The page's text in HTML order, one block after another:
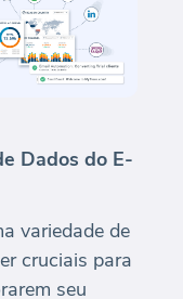
Dados do E-
variedade de
cruciais para
seu